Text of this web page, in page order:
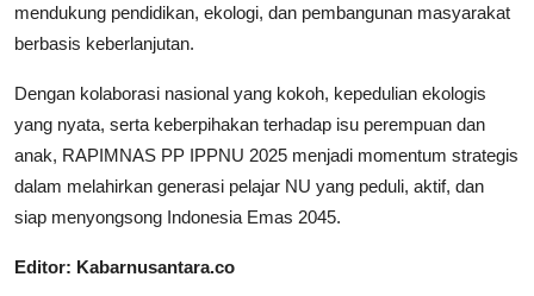
mendukung pendidikan, ekologi, dan pembangunan masyarakat
berbasis keberlanjutan.
Dengan kolaborasi nasional yang kokoh, kepedulian ekologis
yang nyata, serta keberpihakan terhadap isu perempuan dan
anak, RAPIMNAS PP IPPNU 2025 menjadi momentum strategis
dalam melahirkan generasi pelajar NU yang peduli, aktif, dan
siap menyongsong Indonesia Emas 2045.
Editor: Kabarnusantara.co